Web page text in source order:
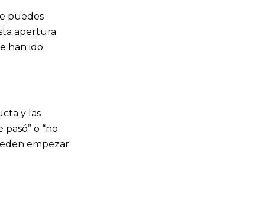
puedes
apertura
han ido
y las
o “no
empezar